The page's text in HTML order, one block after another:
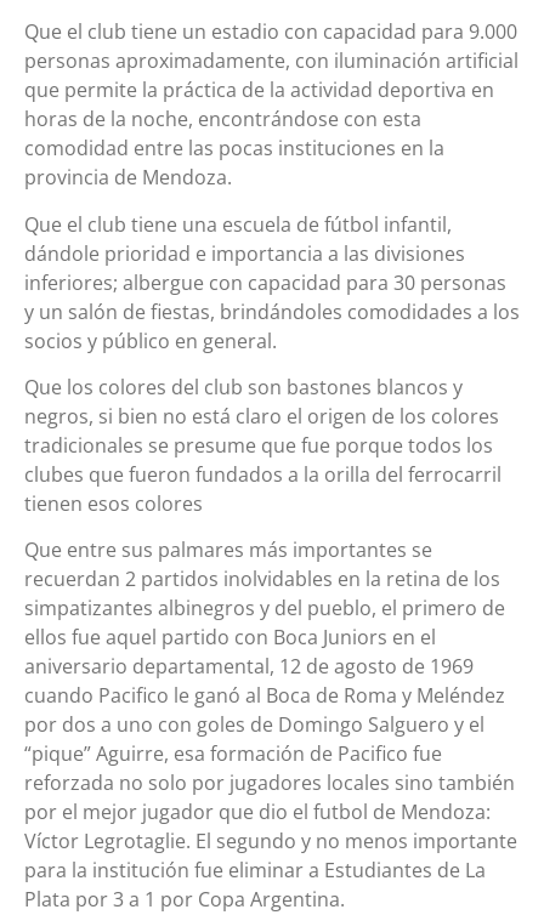
Que el club tiene un estadio con capacidad para 9.000
personas aproximadamente, con iluminación artificial
que permite la práctica de la actividad deportiva en
horas de la noche, encontrándose con esta
comodidad entre las pocas instituciones en la
provincia de Mendoza.
Que el club tiene una escuela de fútbol infantil,
dándole prioridad e importancia a las divisiones
inferiores; albergue con capacidad para 30 personas
y un salón de fiestas, brindándoles comodidades a los
socios y público en general.
Que los colores del club son bastones blancos y
negros, si bien no está claro el origen de los colores
tradicionales se presume que fue porque todos los
clubes que fueron fundados a la orilla del ferrocarril
tienen esos colores
Que entre sus palmares más importantes se
recuerdan 2 partidos inolvidables en la retina de los
simpatizantes albinegros y del pueblo, el primero de
ellos fue aquel partido con Boca Juniors en el
aniversario departamental, 12 de agosto de 1969
cuando Pacifico le ganó al Boca de Roma y Meléndez
por dos a uno con goles de Domingo Salguero y el
“pique” Aguirre, esa formación de Pacifico fue
reforzada no solo por jugadores locales sino también
por el mejor jugador que dio el futbol de Mendoza:
Víctor Legrotaglie. El segundo y no menos importante
para la institución fue eliminar a Estudiantes de La
Plata por 3 a 1 por Copa Argentina.